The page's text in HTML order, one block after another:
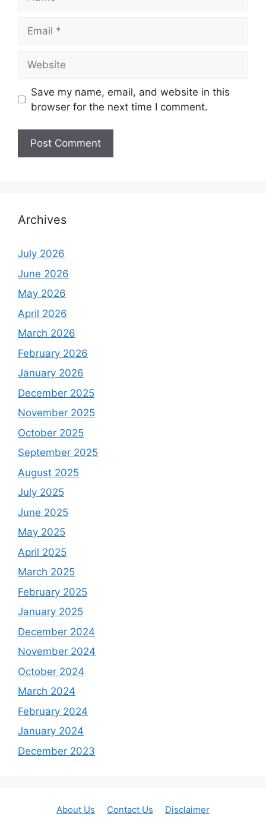
Save my name, email, and website in this
browser for the next time I comment.
Archives
July 2026
June 2026
May 2026
April 2026
March 2026
February 2026
January 2026
December 2025
November 2025
October 2025
September 2025
August 2025
July 2025
June 2025
May 2025
April 2025
March 2025
February 2025
January 2025
December 2024
November 2024
October 2024
March 2024
February 2024
January 2024
December 2023
About Us Contact Us Disclaimer